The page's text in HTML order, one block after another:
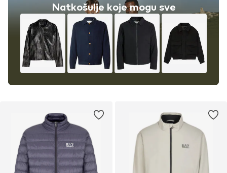
Natkošulje koje mogu sve